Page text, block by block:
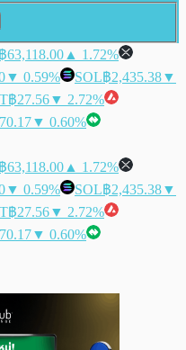
฿63,118.00 ▲ 1.72%
▼ 0.59% SOL฿2,435.38▼
฿27.56▼ 2.72%
▼ 0.60%
฿63,118.00 ▲ 1.72%
▼ 0.59% SOL฿2,435.38▼
฿27.56▼ 2.72%
▼ 0.60%